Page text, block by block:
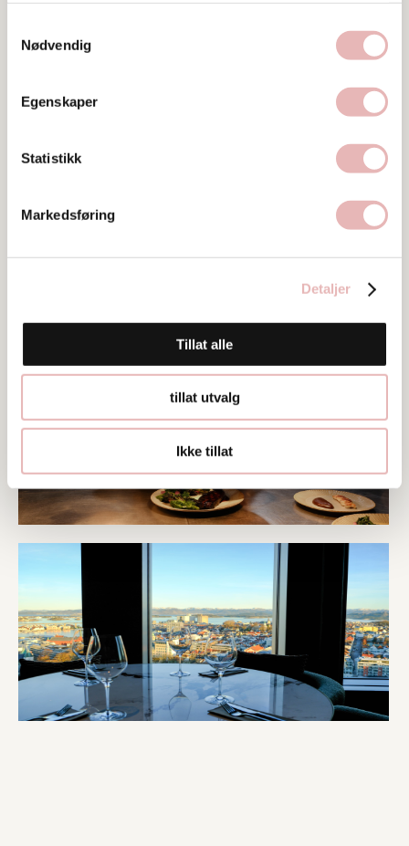
Nødvendig
Egenskaper
Statistikk
Markedsføring
Detaljer
Tillat alle
tillat utvalg
Ikke tillat
Bilder